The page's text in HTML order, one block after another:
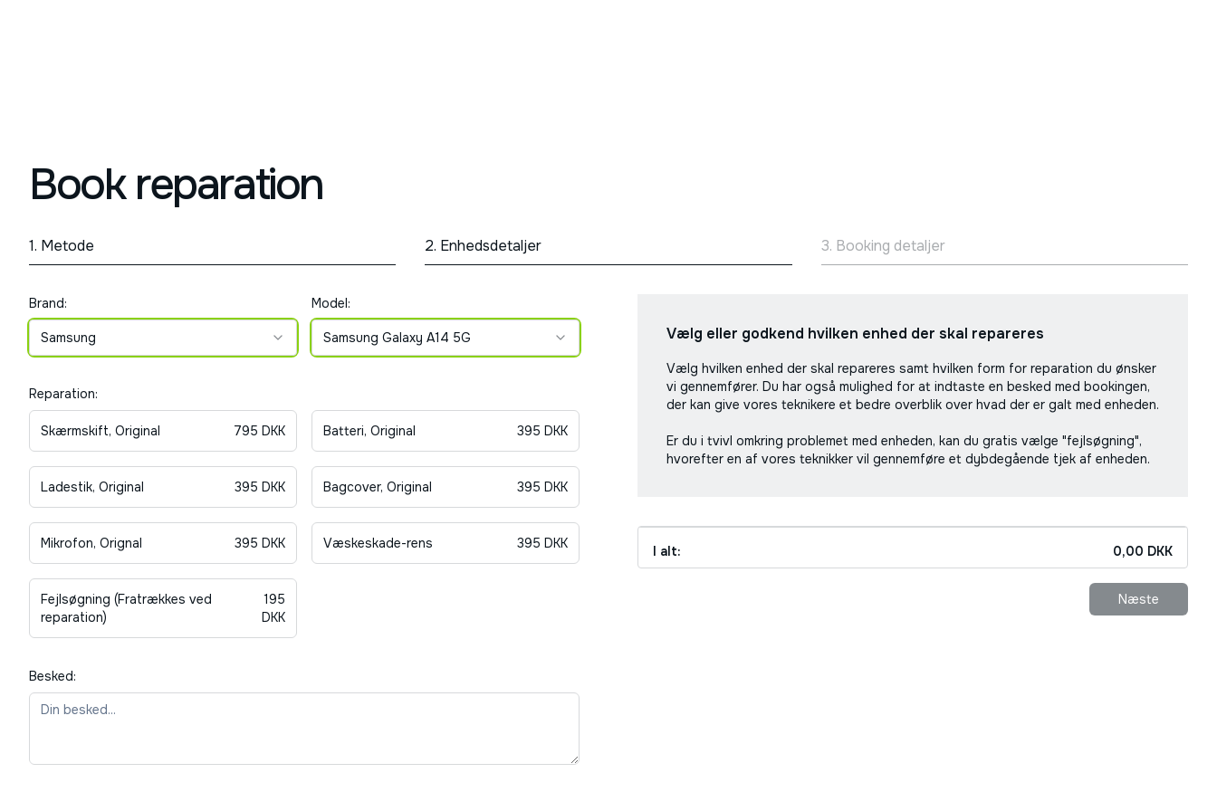
Book reparation
1. Metode 2. Enhedsdetaljer 3. Booking detaljer
Brand:
Samsung
Model:
Samsung Galaxy A14 5G
Reparation:
Skærmskift, Original 795 DKK Batteri, Original 395 DKK
Ladestik, Original 395 DKK Bagcover, Original 395 DKK
Mikrofon, Orignal 395 DKK Væskeskade-rens 395 DKK
Fejlsøgning (Fratrækkes ved
reparation)
195
DKK
Besked:
Vælg eller godkend hvilken enhed der skal repareres
Vælg hvilken enhed der skal repareres samt hvilken form for reparation du ønsker
vi gennemfører. Du har også mulighed for at indtaste en besked med bookingen,
der kan give vores teknikere et bedre overblik over hvad der er galt med enheden.
Er du i tvivl omkring problemet med enheden, kan du gratis vælge "fejlsøgning",
hvorefter en af vores teknikker vil gennemføre et dybdegående tjek af enheden.
I alt: 0,00 DKK
Næste